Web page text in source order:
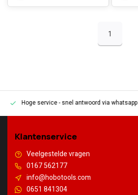
1
Hoge service- snel antwoord via whatsapp
Klantenservice
Veelgestelde vragen
0167 562177
info@hobotools.com
0651 841304